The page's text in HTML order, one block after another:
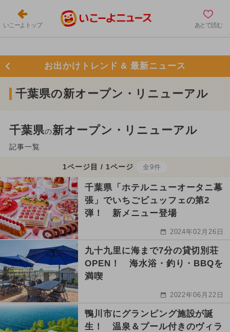
いこーよトップ あとで読む
お出かけトレンド & 最新ニュース
千葉県の新オープン・リニューアル
千葉県の新オープン・リニューアル
記事一覧
1ページ目 / 1ページ 全9件
千葉県「ホテルニューオータニ幕
張」でいちごビュッフェの第2
弾！ 新メニュー登場
2024年02月26日
九十九里に海まで7分の貸切別荘
OPEN！ 海水浴・釣り・BBQを
満喫
2022年06月22日
鴨川市にグランピング施設が誕
生！ 温泉＆プール付きのヴィラ